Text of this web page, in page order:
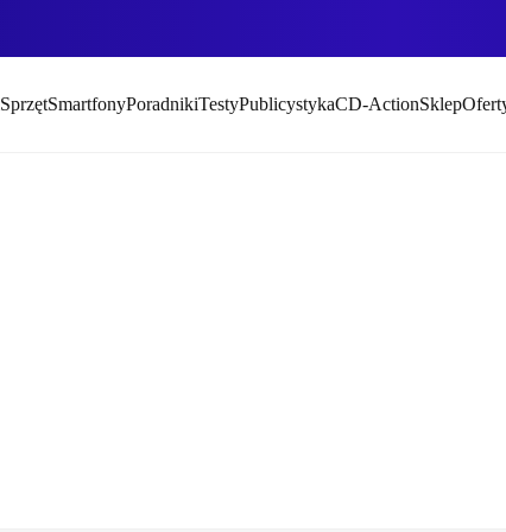
SprzętSmartfonyPoradnikiTestyPublicystykaCD-ActionSklep